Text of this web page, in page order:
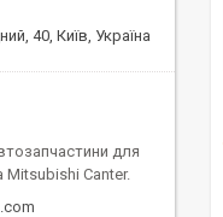
40, Київ, Україна
для
Mitsubishi Canter.